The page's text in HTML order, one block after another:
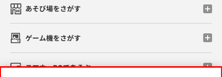
あそび場をさがす
ゲーム機をさがす
スマホ・PCであそぶ